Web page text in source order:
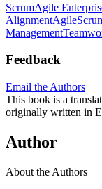
ScrumAgile
AlignmentAgile
Management
Feedback
Email the Authors
This book is a
originally written in
Author
About the Authors